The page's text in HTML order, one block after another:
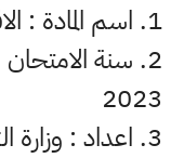
1. اسم المادة : الاقتصاد
2. سنة الامتحان
2023
3. اعداد : وزارة